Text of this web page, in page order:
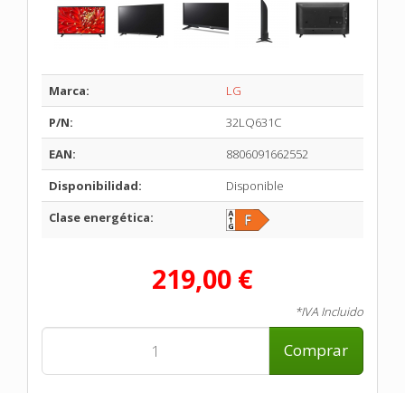
Marca:
LG
P/N:
32LQ631C
EAN:
8806091662552
Disponibilidad:
Disponible
Clase energética:
219,00 €
*IVA Incluido
Comprar